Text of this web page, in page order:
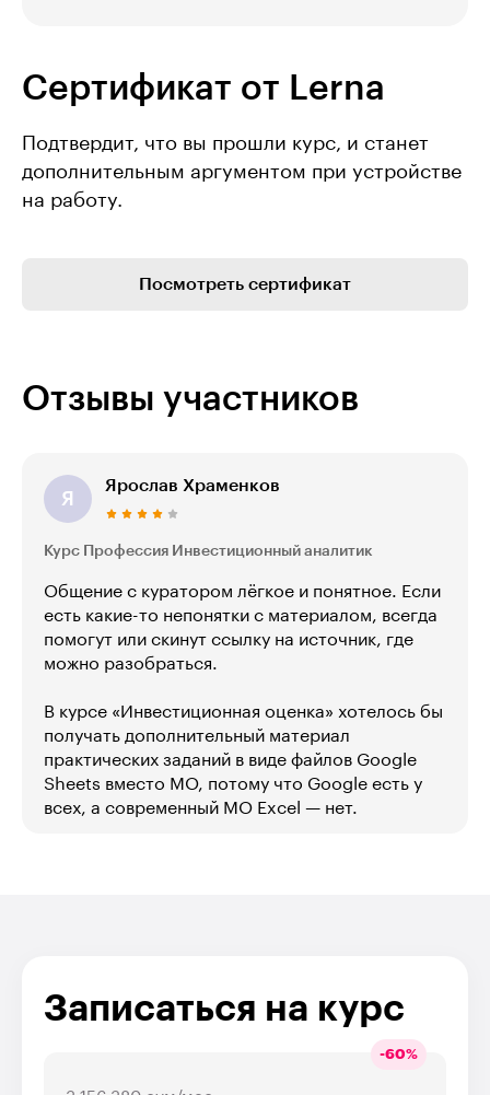
Сертификат от Lerna
Подтвердит, что вы прошли курс, и станет
дополнительным аргументом при устройстве
на работу.
Посмотреть сертификат
Отзывы участников
Я
Ярослав Храменков
Курс Профессия Инвестиционный аналитик
Общение с куратором лёгкое и понятное. Если
есть какие-то непонятки с материалом, всегда
помогут или скинут ссылку на источник, где
можно разобраться.
В курсе «Инвестиционная оценка» хотелось бы
получать дополнительный материал
практических заданий в виде файлов Google
Sheets вместо MO, потому что Google есть у
всех, а современный МО Excel — нет.
Записаться на курс
-60%